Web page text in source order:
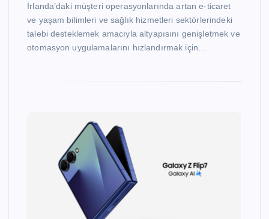
İrlanda’daki müşteri operasyonlarında artan e-ticaret
ve yaşam bilimleri ve sağlık hizmetleri sektörlerindeki
talebi desteklemek amacıyla altyapısını genişletmek ve
otomasyon uygulamalarını hızlandırmak için…